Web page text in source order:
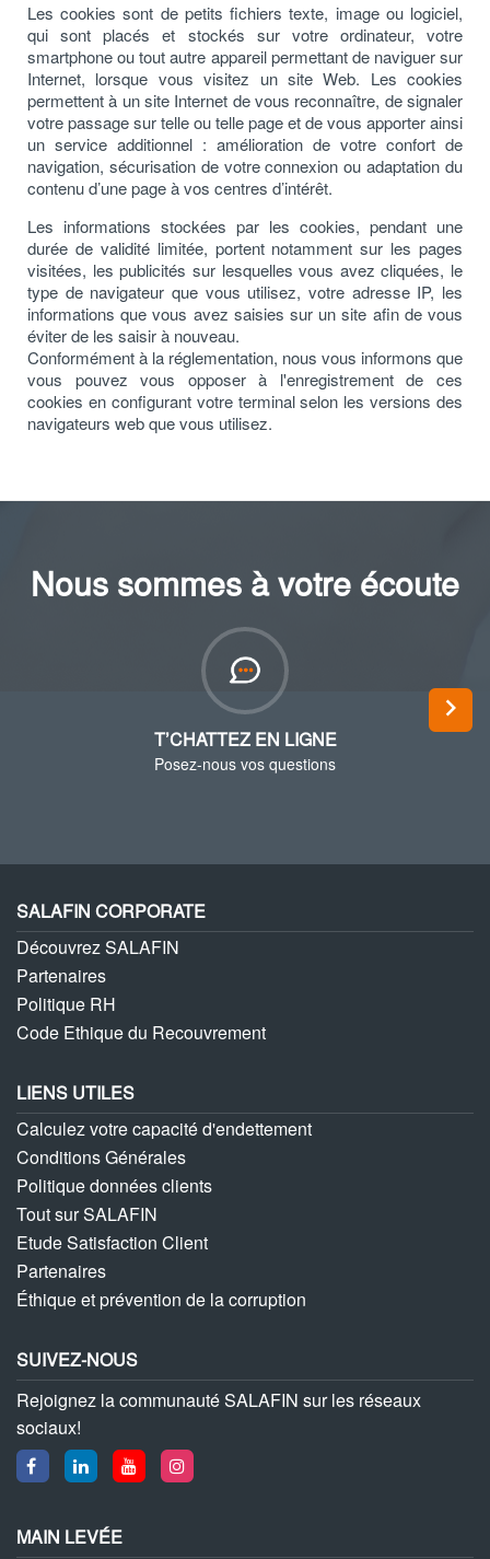
Les cookies sont de petits fichiers texte, image ou logiciel,
qui sont placés et stockés sur votre ordinateur, votre
smartphone ou tout autre appareil permettant de naviguer sur
Internet, lorsque vous visitez un site Web. Les cookies
permettent à un site Internet de vous reconnaître, de signaler
votre passage sur telle ou telle page et de vous apporter ainsi
un service additionnel : amélioration de votre confort de
navigation, sécurisation de votre connexion ou adaptation du
contenu d’une page à vos centres d’intérêt.
Les informations stockées par les cookies, pendant une
durée de validité limitée, portent notamment sur les pages
visitées, les publicités sur lesquelles vous avez cliquées, le
type de navigateur que vous utilisez, votre adresse IP, les
informations que vous avez saisies sur un site afin de vous
éviter de les saisir à nouveau.
Conformément à la réglementation, nous vous informons que
vous pouvez vous opposer à l'enregistrement de ces
cookies en configurant votre terminal selon les versions des
navigateurs web que vous utilisez.
Nous sommes à votre écoute
T’CHATTEZ EN LIGNE
Posez-nous vos questions
Next
SALAFIN CORPORATE
Découvrez SALAFIN
Partenaires
Politique RH
Code Ethique du Recouvrement
LIENS UTILES
Calculez votre capacité d'endettement
Conditions Générales
Politique données clients
Tout sur SALAFIN
Etude Satisfaction Client
Partenaires
Éthique et prévention de la corruption
SUIVEZ-NOUS
Rejoignez la communauté SALAFIN sur les réseaux
sociaux!
MAIN LEVÉE